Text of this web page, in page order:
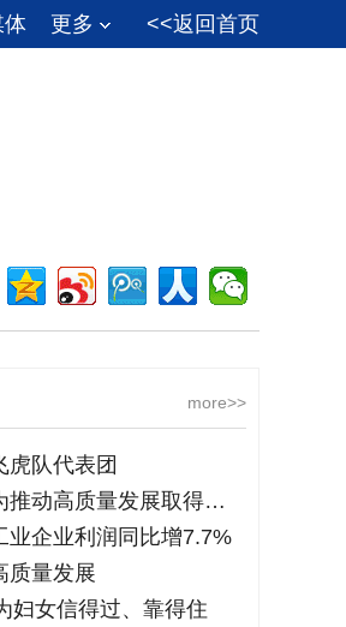
体 更多 <<返回首页
more>>
虎队代表团
以新气象新作为推动高质量发展取得新成效
业企业利润同比增7.7%
质量发展
妇女信得过、靠得住